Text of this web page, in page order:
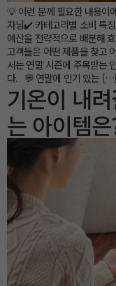
💡 이런 분께 필요한 내용이
자님✔️ 카테고리별 소비 특
예산을 전략적으로 배분해
고객들은 어떤 제품을 찾고
서는 연말 시즌에 주목받는
다. 💬 연말에 인기 있는 […]
기온이 내
는 아이템